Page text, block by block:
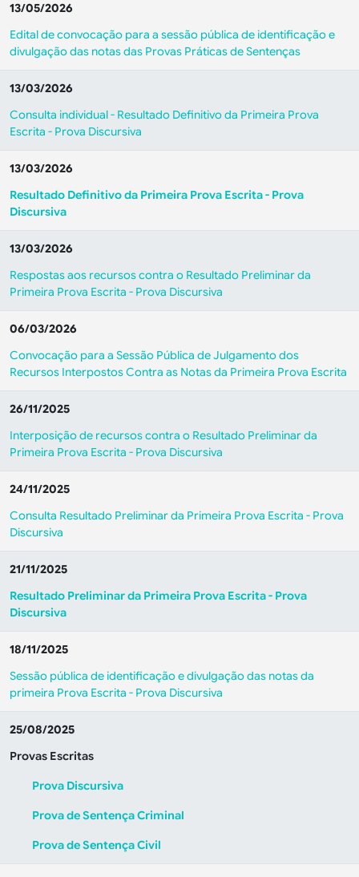
13/05/2026
Edital de convocação para a sessão pública de identificação e
divulgação das notas das Provas Práticas de Sentenças
13/03/2026
Consulta individual - Resultado Definitivo da Primeira Prova
Escrita - Prova Discursiva
13/03/2026
Resultado Definitivo da Primeira Prova Escrita - Prova
Discursiva
13/03/2026
Respostas aos recursos contra o Resultado Preliminar da
Primeira Prova Escrita - Prova Discursiva
06/03/2026
Convocação para a Sessão Pública de Julgamento dos
Recursos Interpostos Contra as Notas da Primeira Prova Escrita
26/11/2025
Interposição de recursos contra o Resultado Preliminar da
Primeira Prova Escrita - Prova Discursiva
24/11/2025
Consulta Resultado Preliminar da Primeira Prova Escrita - Prova
Discursiva
21/11/2025
Resultado Preliminar da Primeira Prova Escrita - Prova
Discursiva
18/11/2025
Sessão pública de identificação e divulgação das notas da
primeira Prova Escrita - Prova Discursiva
25/08/2025
Provas Escritas
Prova Discursiva
Prova de Sentença Criminal
Prova de Sentença Civil